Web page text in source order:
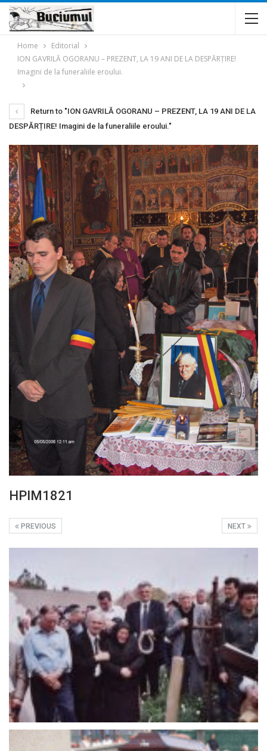
Home
Editorial
ION GAVRILĂ OGORANU – PREZENT, LA 19 ANI DE LA DESPĂRȚIRE!
Imagini de la funeraliile eroului.
Return to "ION GAVRILĂ OGORANU – PREZENT, LA 19 ANI DE LA
DESPĂRȚIRE! Imagini de la funeraliile eroului."
HPIM1821
NEXT
PREVIOUS